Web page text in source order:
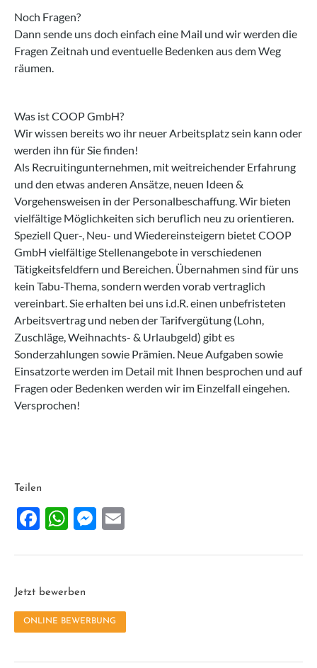
Noch Fragen?
Dann sende uns doch einfach eine Mail und wir werden die
Fragen Zeitnah und eventuelle Bedenken aus dem Weg
räumen.
Was ist COOP GmbH?
Wir wissen bereits wo ihr neuer Arbeitsplatz sein kann oder
werden ihn für Sie finden!
Als Recruitingunternehmen, mit weitreichender Erfahrung
und den etwas anderen Ansätze, neuen Ideen &
Vorgehensweisen in der Personalbeschaffung. Wir bieten
vielfältige Möglichkeiten sich beruflich neu zu orientieren.
Speziell Quer-, Neu- und Wiedereinsteigern bietet COOP
GmbH vielfältige Stellenangebote in verschiedenen
Tätigkeitsfeldfern und Bereichen. Übernahmen sind für uns
kein Tabu-Thema, sondern werden vorab vertraglich
vereinbart. Sie erhalten bei uns i.d.R. einen unbefristeten
Arbeitsvertrag und neben der Tarifvergütung (Lohn,
Zuschläge, Weihnachts- & Urlaubgeld) gibt es
Sonderzahlungen sowie Prämien. Neue Aufgaben sowie
Einsatzorte werden im Detail mit Ihnen besprochen und auf
Fragen oder Bedenken werden wir im Einzelfall eingehen.
Versprochen!
Teilen
Facebook
WhatsApp
Messenger
Jetzt bewerben
ONLINE BEWERBUNG